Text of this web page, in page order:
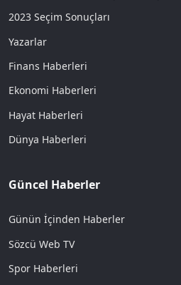
2023 Seçim Sonuçları
Yazarlar
Finans Haberleri
Ekonomi Haberleri
Hayat Haberleri
Dünya Haberleri
Güncel Haberler
Günün İçinden Haberler
Sözcü Web TV
Spor Haberleri